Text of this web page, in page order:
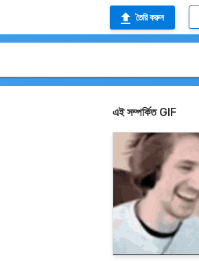
তৈরি করুন
এই সম্পর্কিত GIF